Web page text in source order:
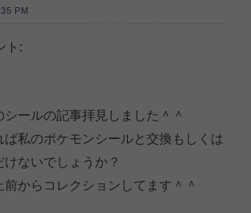
PM
ト:
ールの記事拝見しました＾＾
ば私のポケモンシールと交換もしくは
けないでしょうか？
からコレクションしてます＾＾